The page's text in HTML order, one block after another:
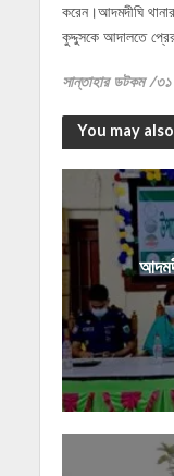
করেন।আদমদীঘি
কুদ্দুসকে আদালতে
সান্তাহার ডটকম /
You may